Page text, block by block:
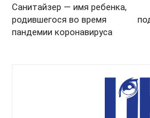
Санитайзер — имя ребенка,
родившегося во время
пандемии коронавируса